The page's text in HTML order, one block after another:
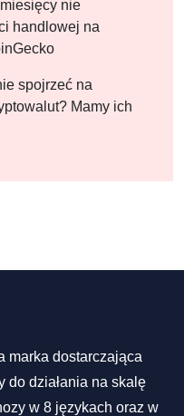
nie
handlowej na
spojrzeć na
Mamy ich
marka dostarczająca
do działania na skalę
w 8 językach oraz w